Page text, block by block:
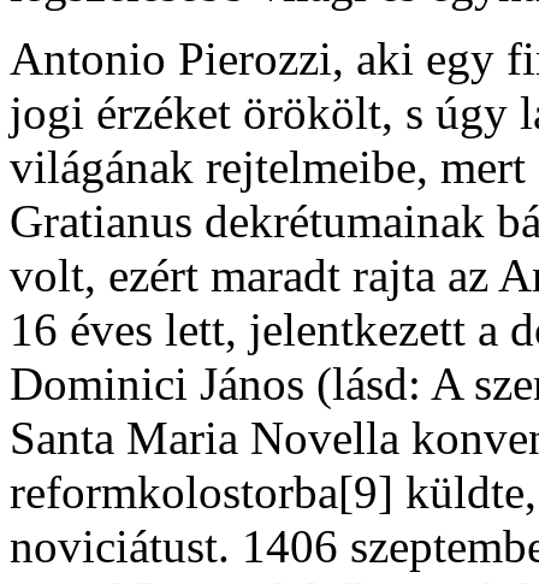
Antonio Pierozzi, aki egy
jogi érzéket örökölt, s úgy
világának rejtelmeibe,
Gratianus dekrétumainak
volt, ezért maradt rajta az
16 éves lett, jelentkezett a
Dominici János (lásd: A
Santa Maria Novella
reformkolostorba[9]
noviciátust. 1406